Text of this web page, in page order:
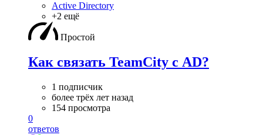
Active Directory
+2 ещё
Простой
Как связать TeamCity с AD?
1 подписчик
более трёх лет назад
154 просмотра
0
ответов